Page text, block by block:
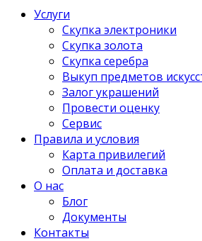
Услуги
Скупка электроники
Скупка золота
Скупка серебра
Выкуп предметов
Залог украшений
Провести оценку
Сервис
Правила и условия
Карта привилегий
Оплата и доставка
О нас
Блог
Документы
Контакты